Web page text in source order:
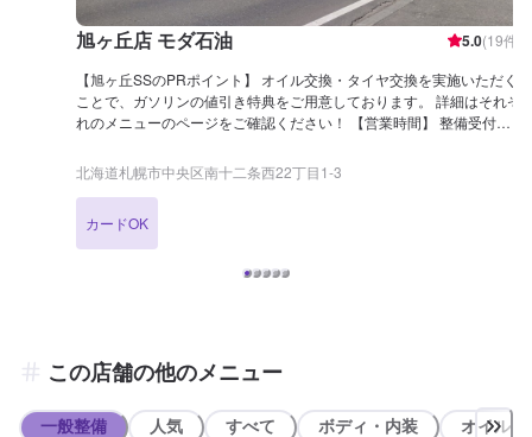
旭ヶ丘店 モダ石油 5.0(19件)
【旭ヶ丘SSのPRポイント】 オイル交換・タイヤ交換を実施いただく
ことで、ガソリンの値引き特典をご用意しております。 詳細はそれぞ
れのメニューのページをご確認ください！ 【営業時間】 整備受付時
幌もいわ山ロープウェイ山麓駅（澄川）方面から環状通（県道453号
線）を円山公園方面へ向かい、交差点を「南34西10」方面へ進むと、
です。
北海道札幌市中央区南十二条西22丁目1-3
カードOK
この店舗の他のメニュー
一般整備 人気 すべて ボディ・内装 オイル類